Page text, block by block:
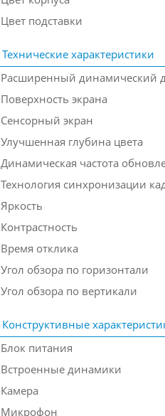
Цвет подставки
Технические характеристики
Расширенный динамический
Поверхность экрана
Сенсорный экран
Улучшенная глубина цвета
Динамическая частота
Технология синхронизации
Яркость
Контрастность
Время отклика
Угол обзора по горизонтали
Угол обзора по вертикали
Конструктивные
Блок питания
Встроенные динамики
Камера
Микрофон